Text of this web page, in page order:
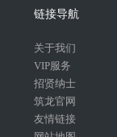
链接导航
关于我们
VIP服务
招贤纳士
筑龙官网
友情链接